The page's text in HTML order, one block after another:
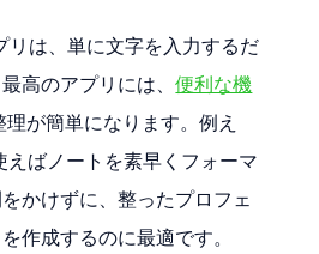
は、単に文字を入力するだ
高のアプリには、便利な機
が簡単になります。例え
ばノートを素早くフォーマ
かけずに、整ったプロフェ
作成するのに最適です。